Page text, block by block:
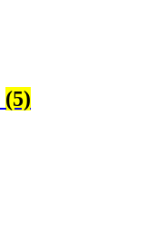
(5)